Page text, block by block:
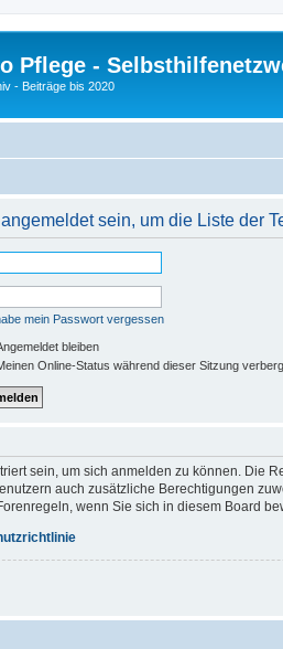
Pflege -
- Beiträge bis 2020
sein, um die Liste der
mein Passwort vergessen
bleiben
Online-Status während dieser Sitzung
sein, um sich anmelden zu können. Die
auch zusätzliche Berechtigungen
wenn Sie sich in diesem Board